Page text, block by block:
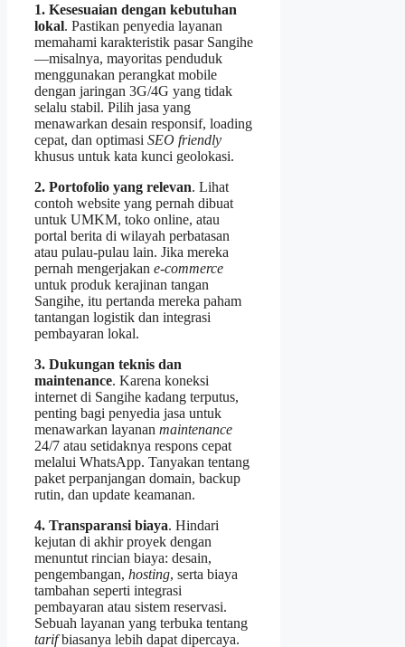
1. Kesesuaian dengan kebutuhan
lokal. Pastikan penyedia layanan
memahami karakteristik pasar Sangihe
—misalnya, mayoritas penduduk
menggunakan perangkat mobile
dengan jaringan 3G/4G yang tidak
selalu stabil. Pilih jasa yang
menawarkan desain responsif, loading
cepat, dan optimasi SEO friendly
khusus untuk kata kunci geolokasi.
2. Portofolio yang relevan. Lihat
contoh website yang pernah dibuat
untuk UMKM, toko online, atau
portal berita di wilayah perbatasan
atau pulau-pulau lain. Jika mereka
pernah mengerjakan e‑commerce
untuk produk kerajinan tangan
Sangihe, itu pertanda mereka paham
tantangan logistik dan integrasi
pembayaran lokal.
3. Dukungan teknis dan
maintenance. Karena koneksi
internet di Sangihe kadang terputus,
penting bagi penyedia jasa untuk
menawarkan layanan maintenance
24/7 atau setidaknya respons cepat
melalui WhatsApp. Tanyakan tentang
paket perpanjangan domain, backup
rutin, dan update keamanan.
4. Transparansi biaya. Hindari
kejutan di akhir proyek dengan
menuntut rincian biaya: desain,
pengembangan, hosting, serta biaya
tambahan seperti integrasi
pembayaran atau sistem reservasi.
Sebuah layanan yang terbuka tentang
tarifbiasanya lebih dapat dipercaya.